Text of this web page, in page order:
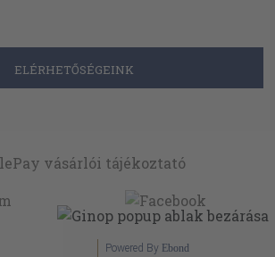
ELÉRHETŐSÉGEINK
Powered By Ebond